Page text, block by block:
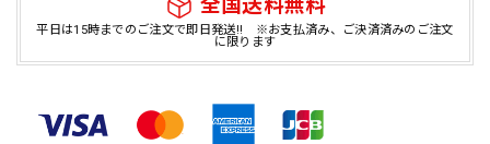
全国送料無料
平日は15時までのご注文で即日発送!! ※お支払済み、ご決済済みのご注文
に限ります